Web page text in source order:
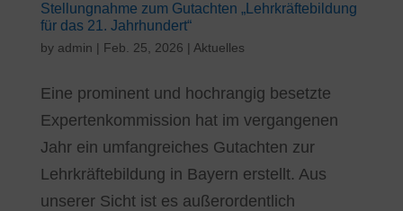
Stellungnahme zum Gutachten „Lehrkräftebildung
für das 21. Jahrhundert“
by admin | Feb. 25, 2026 | Aktuelles
Eine prominent und hochrangig besetzte
Expertenkommission hat im vergangenen
Jahr ein umfangreiches Gutachten zur
Lehrkräftebildung in Bayern erstellt. Aus
unserer Sicht ist es außerordentlich